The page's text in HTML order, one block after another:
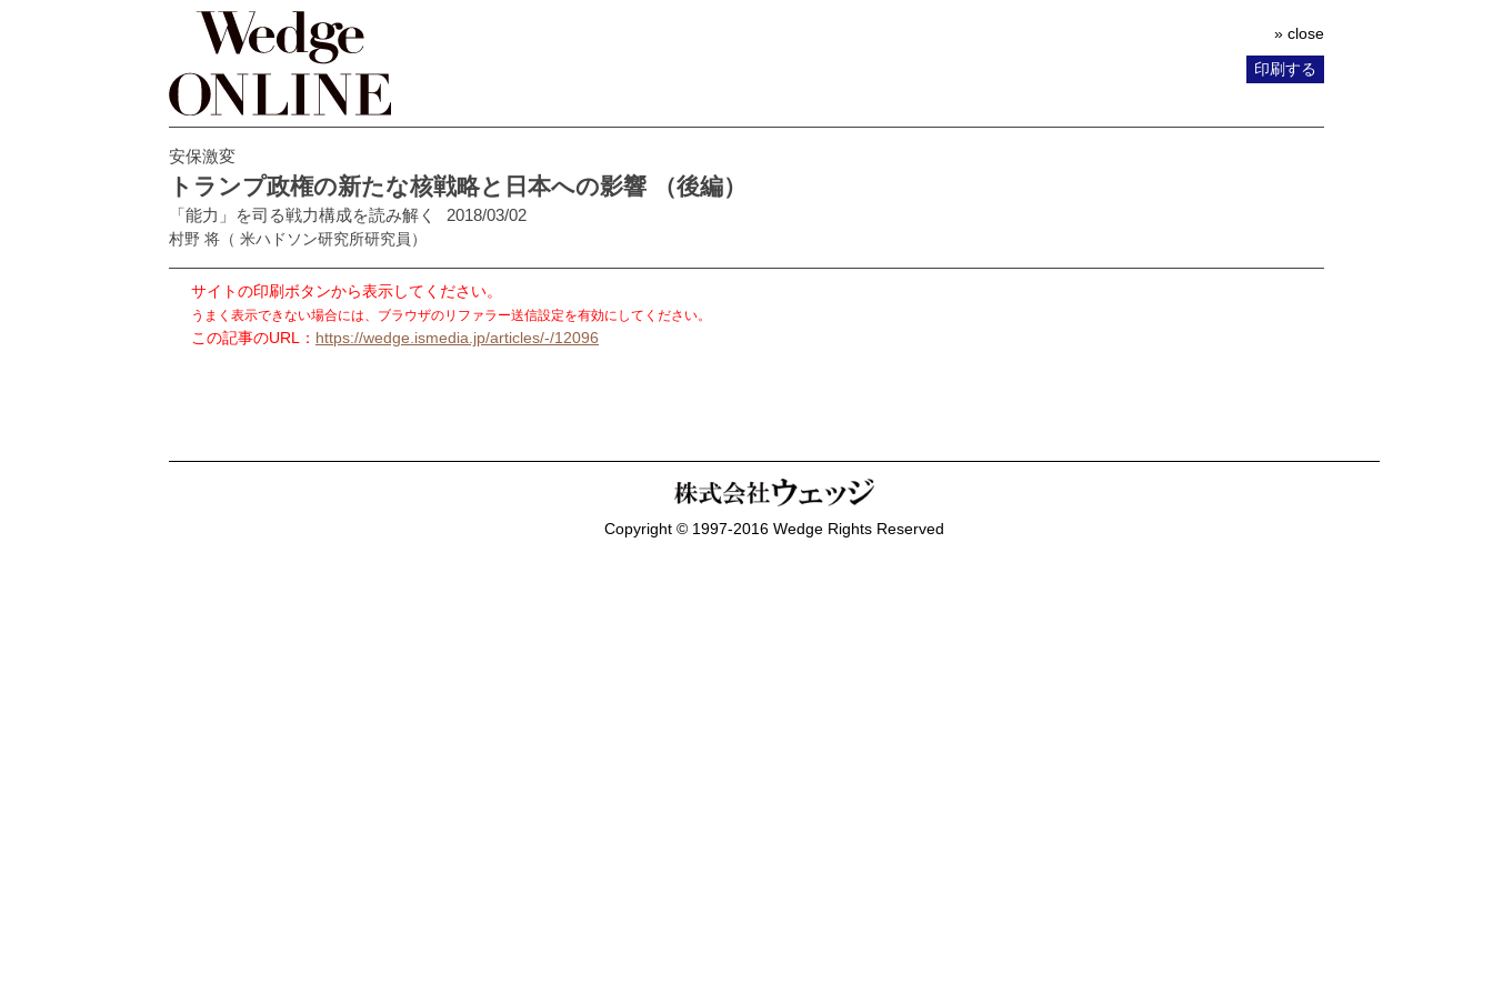
» close
印刷する
安保激変
トランプ政権の新たな核戦略と日本への影響 （後編）
「能力」を司る戦力構成を読み解く 2018/03/02
村野 将 （ 米ハドソン研究所研究員）
サイトの印刷ボタンから表示してください。
うまく表示できない場合には、ブラウザのリファラー送信設定を有効にしてください。
この記事のURL： https://wedge.ismedia.jp/articles/-/12096
Copyright © 1997-2016 Wedge Rights Reserved